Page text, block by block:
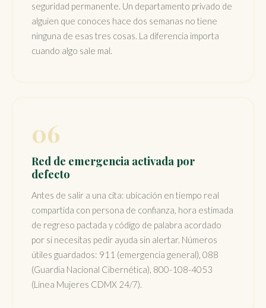
seguridad permanente. Un departamento privado de
alguien que conoces hace dos semanas no tiene
ninguna de esas tres cosas. La diferencia importa
cuando algo sale mal.
06
Red de emergencia activada por
defecto
Antes de salir a una cita: ubicación en tiempo real
compartida con persona de confianza, hora estimada
de regreso pactada y código de palabra acordado
por si necesitas pedir ayuda sin alertar. Números
útiles guardados: 911 (emergencia general), 088
(Guardia Nacional Cibernética), 800-108-4053
(Línea Mujeres CDMX 24/7).